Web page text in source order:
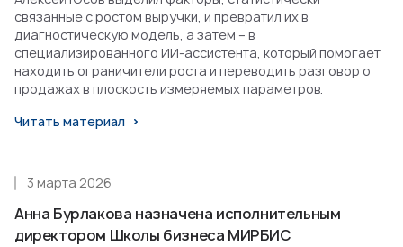
связанные с ростом выручки, и превратил их в
диагностическую модель, а затем – в
специализированного ИИ-ассистента, который помогает
находить ограничители роста и переводить разговор о
продажах в плоскость измеряемых параметров.
Читать материал
Анна Бурлакова назначена исполнительным
директором Школы бизнеса МИРБИС
3 марта 2026